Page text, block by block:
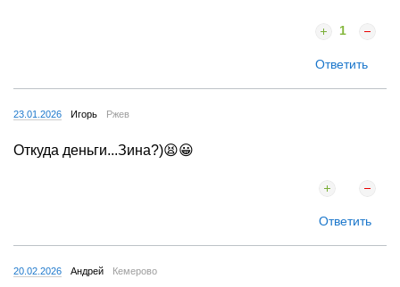
1
Ответить
23.01.2026 Игорь Ржев
Откуда деньги...Зина?)😫😀
Ответить
20.02.2026 Андрей Кемерово